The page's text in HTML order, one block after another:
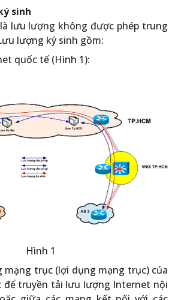
sinh
lưu lượng không được phép trung
lượng ký sinh gồm:
quốc tế (Hình 1):
Hình 1
mạng trục (lợi dụng mạng trục) của
để truyền tải lưu lượng Internet nội